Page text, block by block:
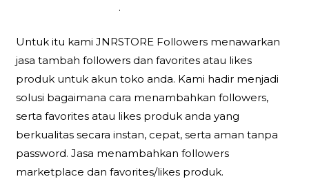
.
Untuk itu kami JNRSTORE Followers menawarkan
jasa tambah followers dan favorites atau likes
produk untuk akun toko anda. Kami hadir menjadi
solusi bagaimana cara menambahkan followers,
serta favorites atau likes produk anda yang
berkualitas secara instan, cepat, serta aman tanpa
password. Jasa menambahkan followers
marketplace dan favorites/likes produk.